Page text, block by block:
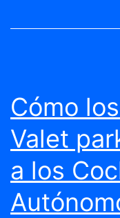
Cómo
Valet
a los